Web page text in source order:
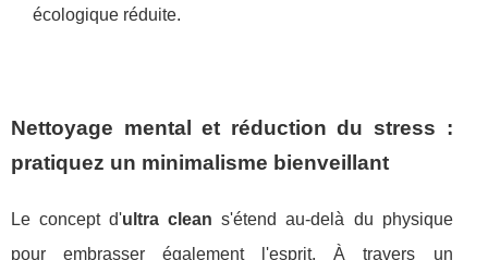
écologique réduite.
Nettoyage mental et réduction du stress :
pratiquez un minimalisme bienveillant
Le concept d'ultra clean s'étend au-delà du physique
pour embrasser également l'esprit. À travers un